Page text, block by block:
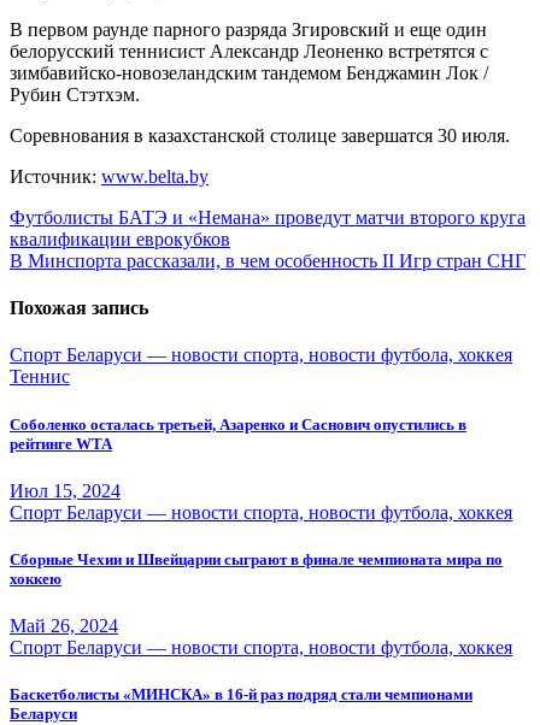
В первом раунде парного разряда Згировский и еще один
белорусский теннисист Александр Леоненко встретятся с
зимбавийско-новозеландским тандемом Бенджамин Лок /
Рубин Стэтхэм.
Соревнования в казахстанской столице завершатся 30 июля.
Источник: www.belta.by
Навигация
по
Футболисты БАТЭ и «Немана» проведут матчи второго круга
квалификации еврокубков
В Минспорта рассказали, в чем особенность II Игр стран СНГ
Похожая запись
Спорт Беларуси — новости спорта, новости футбола, хоккея
Теннис
Соболенко осталась третьей, Азаренко и Саснович опустились в
рейтинге WTA
Июл 15, 2024
Спорт Беларуси — новости спорта, новости футбола, хоккея
Сборные Чехии и Швейцарии сыграют в финале чемпионата мира по
хоккею
Май 26, 2024
Спорт Беларуси — новости спорта, новости футбола, хоккея
Баскетболисты «МИНСКА» в 16-й раз подряд стали чемпионами
Беларуси